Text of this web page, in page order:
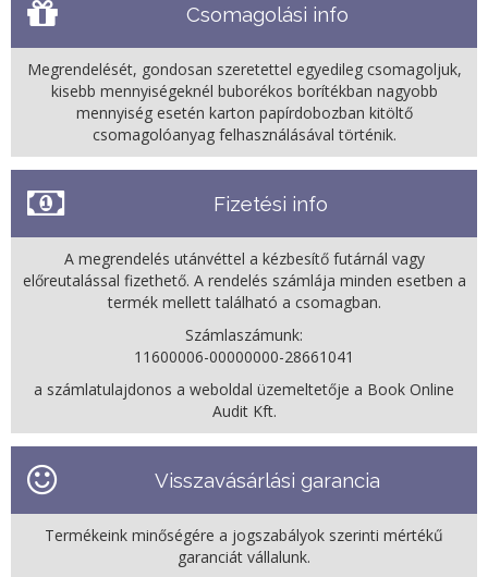
Csomagolási info
Megrendelését, gondosan szeretettel egyedileg csomagoljuk,
kisebb mennyiségeknél buborékos borítékban nagyobb
mennyiség esetén karton papírdobozban kitöltő
csomagolóanyag felhasználásával történik.
Fizetési info
A megrendelés utánvéttel a kézbesítő futárnál vagy
előreutalással fizethető. A rendelés számlája minden esetben a
termék mellett található a csomagban.
Számlaszámunk:
11600006-00000000-28661041
a számlatulajdonos a weboldal üzemeltetője a Book Online
Audit Kft.
Visszavásárlási garancia
Termékeink minőségére a jogszabályok szerinti mértékű
garanciát vállalunk.